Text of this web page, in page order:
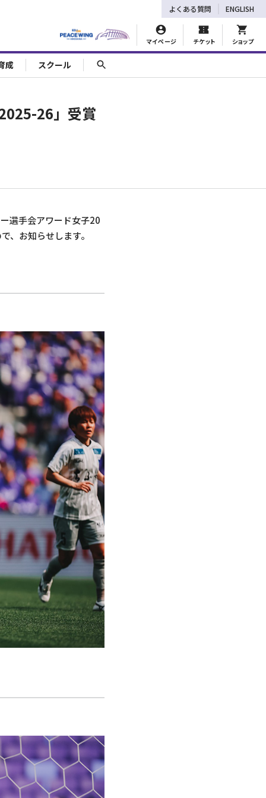
マイページ チケット ショップ
よくある質問 ENGLISH
成 スクール
26」受賞
選手会アワード女子20
、お知らせします。